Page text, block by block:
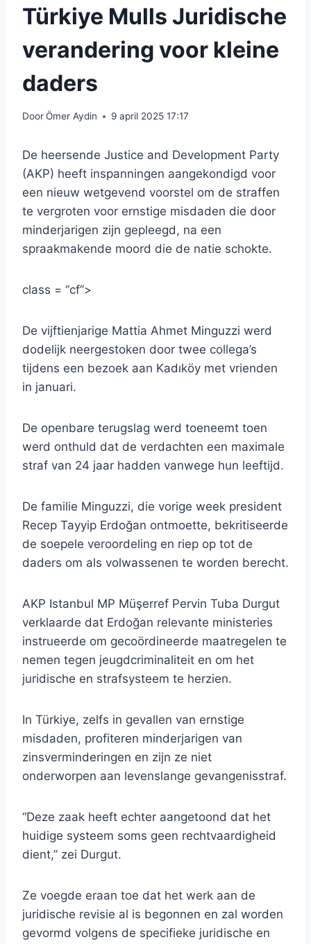
Türkiye Mulls Juridische
verandering voor kleine
daders
DoorÖmer Aydin 9 april 2025 17:17
De heersende Justice and Development Party
(AKP) heeft inspanningen aangekondigd voor
een nieuw wetgevend voorstel om de straffen
te vergroten voor ernstige misdaden die door
minderjarigen zijn gepleegd, na een
spraakmakende moord die de natie schokte.
class = “cf”>
De vijftienjarige Mattia Ahmet Minguzzi werd
dodelijk neergestoken door twee collega’s
tijdens een bezoek aan Kadıköy met vrienden
in januari.
De openbare terugslag werd toeneemt toen
werd onthuld dat de verdachten een maximale
straf van 24 jaar hadden vanwege hun leeftijd.
De familie Minguzzi, die vorige week president
Recep Tayyip Erdoğan ontmoette, bekritiseerde
de soepele veroordeling en riep op tot de
daders om als volwassenen te worden berecht.
AKP Istanbul MP ​​Müşerref Pervin Tuba Durgut
verklaarde dat Erdoğan relevante ministeries
instrueerde om gecoördineerde maatregelen te
nemen tegen jeugdcriminaliteit en om het
juridische en strafsysteem te herzien.
In Türkiye, zelfs in gevallen van ernstige
misdaden, profiteren minderjarigen van
zinsverminderingen en zijn ze niet
onderworpen aan levenslange gevangenisstraf.
“Deze zaak heeft echter aangetoond dat het
huidige systeem soms geen rechtvaardigheid
dient,” zei Durgut.
Ze voegde eraan toe dat het werk aan de
juridische revisie al is begonnen en zal worden
gevormd volgens de specifieke juridische en